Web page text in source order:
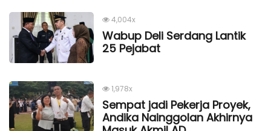
4,004x
Wabup Deli Serdang Lantik
25 Pejabat
1,978x
Sempat jadi Pekerja Proyek,
Andika Nainggolan Akhirnya